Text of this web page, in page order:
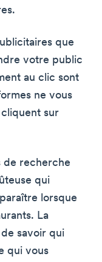
que
votre public
au clic sont
ne vous
sur
de recherche
qui
lorsque
La
savoir qui
qui vous